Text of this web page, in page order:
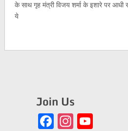
के साथ गृह मंत्री विजय शर्मा के इशारे पर आधी
ये
Join Us
Facebook